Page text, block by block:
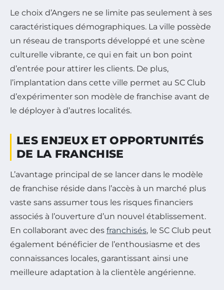
Le choix d’Angers ne se limite pas seulement à ses
caractéristiques démographiques. La ville possède
un réseau de transports développé et une scène
culturelle vibrante, ce qui en fait un bon point
d’entrée pour attirer les clients. De plus,
l’implantation dans cette ville permet au SC Club
d’expérimenter son modèle de franchise avant de
le déployer à d’autres localités.
LES ENJEUX ET OPPORTUNITÉS
DE LA FRANCHISE
L’avantage principal de se lancer dans le modèle
de franchise réside dans l’accès à un marché plus
vaste sans assumer tous les risques financiers
associés à l’ouverture d’un nouvel établissement.
En collaborant avec des franchisés, le SC Club peut
également bénéficier de l’enthousiasme et des
connaissances locales, garantissant ainsi une
meilleure adaptation à la clientèle angérienne.